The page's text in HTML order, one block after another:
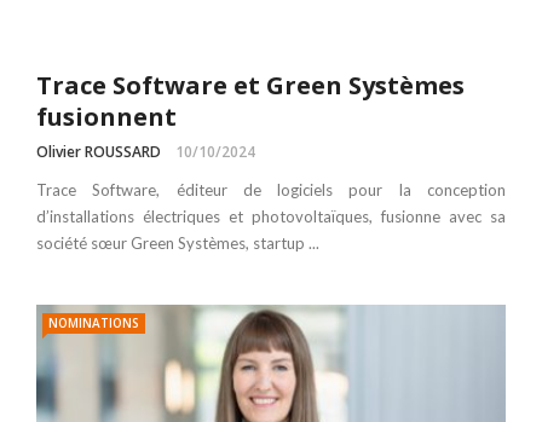
Trace Software et Green Systèmes
fusionnent
Olivier ROUSSARD 10/10/2024
Trace Software, éditeur de logiciels pour la conception
d’installations électriques et photovoltaïques, fusionne avec sa
société sœur Green Systèmes, startup ...
NOMINATIONS